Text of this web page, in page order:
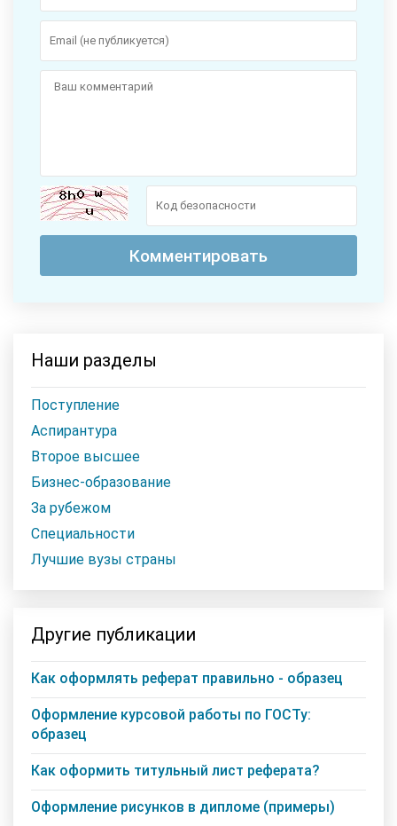
Наши разделы
Поступление
Аспирантура
Второе высшее
Бизнес-образование
За рубежом
Специальности
Лучшие вузы страны
Другие публикации
Как оформлять реферат правильно - образец
Оформление курсовой работы по ГОСТу:
образец
Как оформить титульный лист реферата?
Оформление рисунков в дипломе (примеры)